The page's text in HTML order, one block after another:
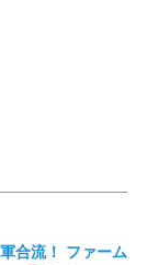
合流！ ファーム